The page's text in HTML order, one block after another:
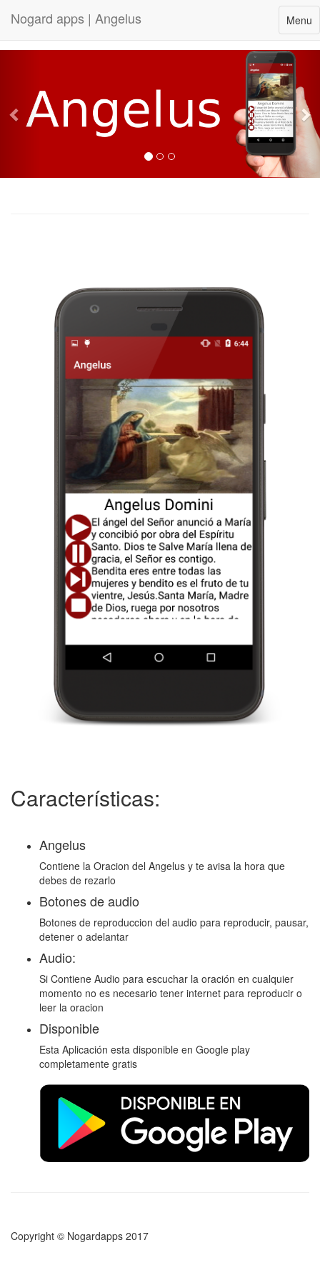
Toggle
Menu
Nogard apps | Angelus
Características:
Angelus
Contiene la Oracion del Angelus y te avisa la hora que
debes de rezarlo
Botones de audio
Botones de reproduccion del audio para reproducir, pausar,
detener o adelantar
Audio:
Si Contiene Audio para escuchar la oración en cualquier
momento no es necesario tener internet para reproducir o
leer la oracion
Disponible
Esta Aplicación esta disponible en Google play
completamente gratis
Copyright © Nogardapps 2017